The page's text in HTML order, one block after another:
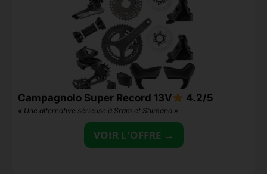
Campagnolo Super Record 13V 4.2/5
« Une alternative sérieuse à Sram et Shimano »
VOIR L'OFFRE →